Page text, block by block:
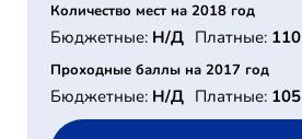
Количество мест на 2018 год
Бюджетные: Н/Д Платные: 110
Проходные баллы на 2017 год
Бюджетные: Н/Д Платные: 105